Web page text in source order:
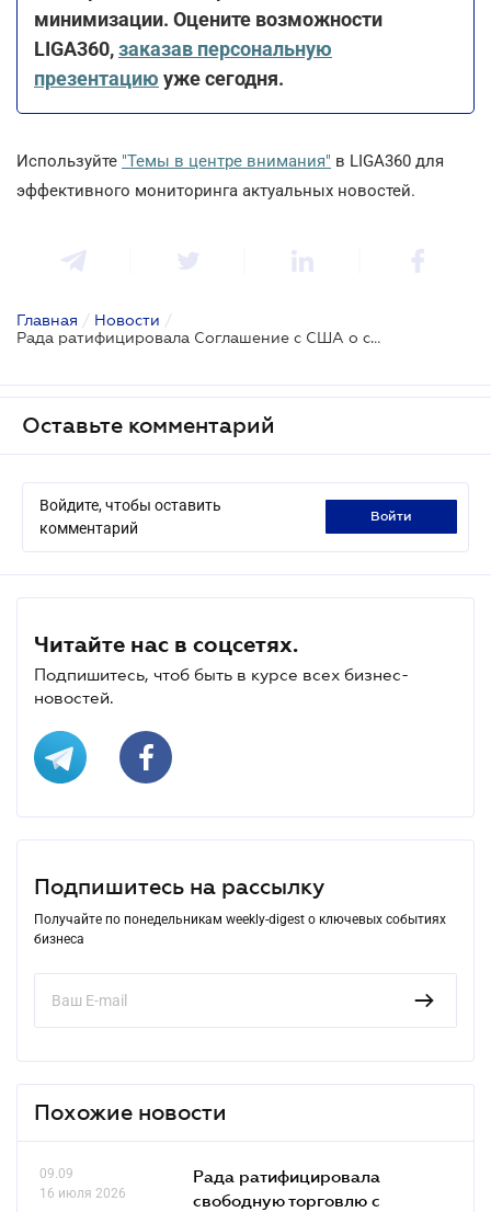
минимизации. Оцените возможности
LIGA360,заказав персональную
презентацию уже сегодня.
Используйте "Темы в центре внимания" в LIGA360 для
эффективного мониторинга актуальных новостей.
Главная / Новости /
Рада ратифицировала Соглашение с США о создании Американско-Украинского инвестиционного фонда восстановления
Оставьте комментарий
Войдите, чтобы оставить
комментарий
войти
Читайте нас в соцсетях.
Подпишитесь, чтоб быть в курсе всех бизнес-
новостей.
Подпишитесь на рассылку
Получайте по понедельникам weekly-digest о ключевых событиях
бизнеса
Похожие новости
09.09
16 июля 2026
Рада ратифицировала
свободную торговлю с